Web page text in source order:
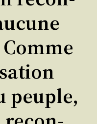
peuple,